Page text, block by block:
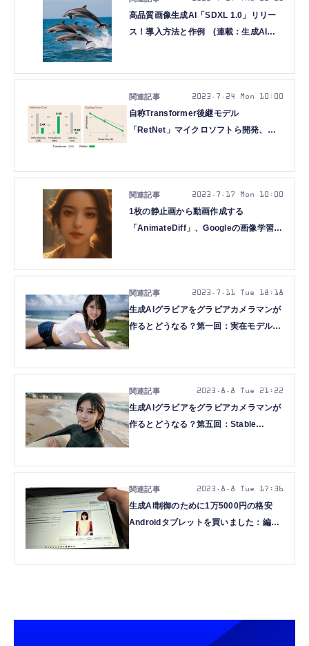
高品質画像生成AI「SDXL 1.0」リリー
ス！導入方法と作例 (連載：生成AIグ
自称Transformer後継モデル
「RetNet」マイクロソフトら開発、脳
解説（生成AIウィークリー）
2023.7.24 Mon 10:00
1枚の静止画から動画作成する
「AnimateDiff」、Googleの画像学習改
2023.7.17 Mon 10:00
生成AIグラビアをグラビアカメラマンが
作るとどうなる？第一回：実在モデルで
2023.7.11 Tue 18:18
生成AIグラビアをグラビアカメラマンが
作るとどうなる？第五回：Stable
2023.8.8 Tue 21:22
生成AI制御のために1万5000円の格安
Androidタブレットを買いました：編集
2023.8.8 Tue 17:36